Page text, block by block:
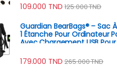
109.000 TND 125.000TND
Guardian BearBags® – Sac
1 Étanche Pour Ordinateur
Avec Chargement USB
179.000 TND 265.000TND